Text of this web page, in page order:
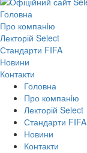
Головна
Про компанiю
Лекторій Select
Стандарти FIFA
Новини
Контакти
Головна
Про компанiю
Лекторій Select
Стандарти FIFA
Новини
Контакти